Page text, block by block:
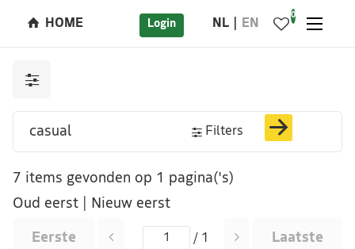
HOME Login NL EN
0
Filters
7 items gevonden op 1 pagina('s)
Oud eerst
Nieuw eerst
Eerste / 1 Laatste